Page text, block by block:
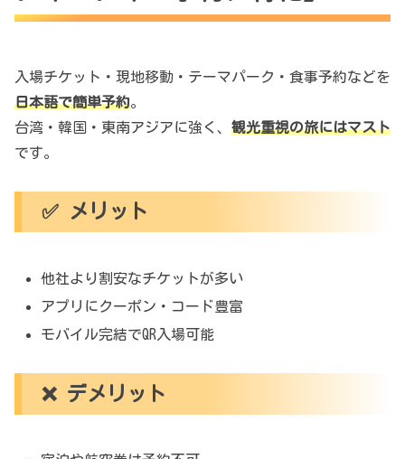
入場チケット・現地移動・テーマパーク・食事予約などを
日本語で簡単予約。
台湾・韓国・東南アジアに強く、 観光重視の旅にはマスト
です。
✅ メリット
他社より割安なチケットが多い
アプリにクーポン・コード豊富
モバイル完結でQR入場可能
❌ デメリット